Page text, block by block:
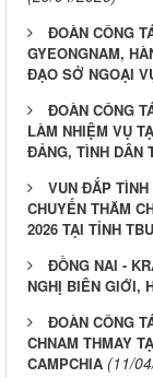
ĐOÀN CÔNG
GYEONGNAM,
ĐẠO SỞ NGOẠI
ĐOÀN CÔNG
LÀM NHIỆM VỤ
ĐẢNG, TÌNH DÂN
VUN ĐẮP
CHUYẾN THĂM
2026 TẠI TỈNH
ĐỒNG NAI -
NGHỊ BIÊN GIỚI,
ĐOÀN CÔNG
CHNAM THMAY
CAMPCHIA (11/